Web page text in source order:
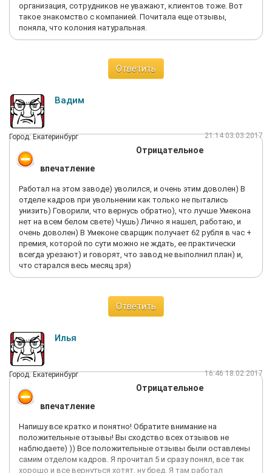
организация, сотрудников не уважают, клиентов тоже. Вот
такое знакомство с компанией. Почитала еще отзывы,
поняла, что колония натуральная.
Ответить
Вадим
Город: Екатеринбург 21:14 03.03.2017
Отрицательное
впечатление
Работал на этом заводе) уволился, и очень этим доволен) В
отделе кадров при увольнении как только не пытались
унизить) Говорили, что вернусь обратно), что лучше Умекона
нет на всем белом свете) Чушь) Лично я нашел, работаю, и
очень доволен) В Умеконе сварщик получает 62 рубля в час +
премия, которой по сути можно не ждать, ее практически
всегда урезают) и говорят, что завод не выполнил план) и,
что старался весь месяц зря)
Ответить
Илья
Город: Екатеринбург 16:46 18.02.2017
Отрицательное
впечатление
Напишу все кратко и понятно! Обратите внимание на
положительные отзывы! Вы сходство всех отзывов не
наблюдаете) )) Все положительные отзывы были оставлены
самим отделом кадров. Я прочитал 5 и сразу понял, все так
хорошо и все вернуться хотят, ну бред. Я там работал